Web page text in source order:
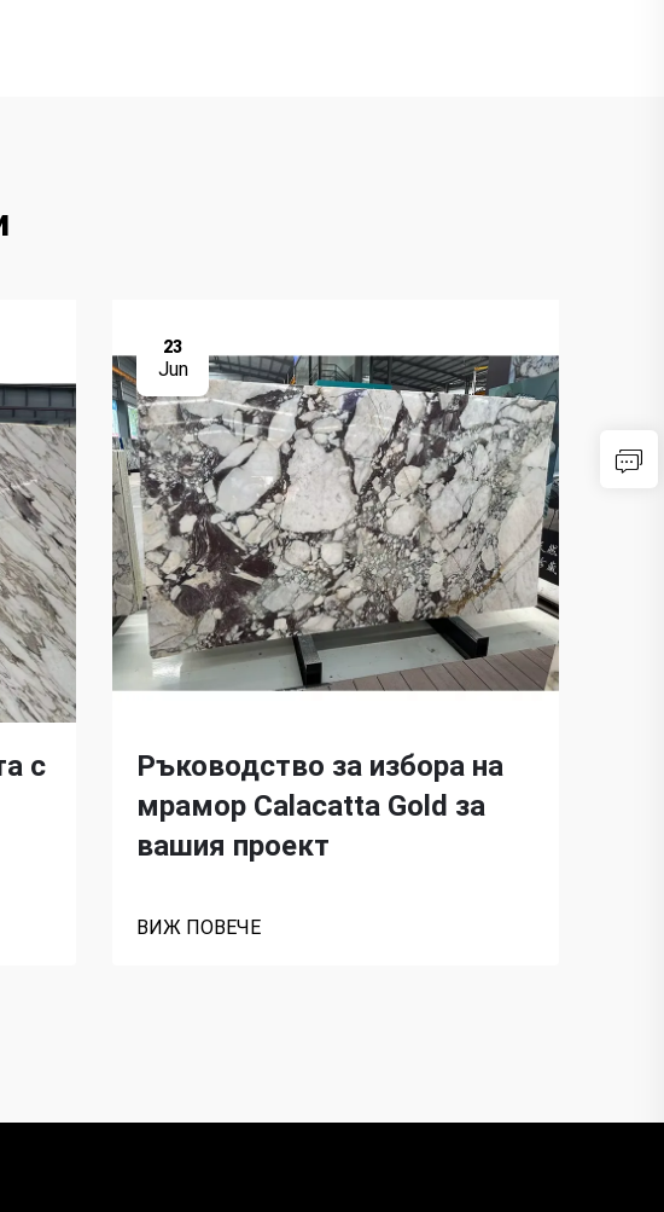
с
23
Jun
Ръководство за избора на
мрамор Calacatta Gold за
вашия проект
ВИЖ ПОВЕЧЕ